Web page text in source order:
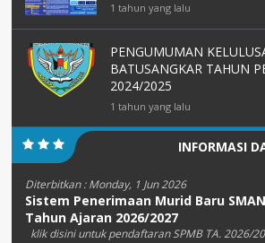
1 tahun yang lalu
PENGUMUMAN
BATUSANGKAR TAHUN
2024/2025
1 tahun yang lalu
INFORMASI
Diterbitkan :Monday, 1 Jun 2026
Sistem Penerimaan Murid Baru
Tahun Ajaran 2026/2027
klik disini untuk pendaftaran SPMB TA. 2026/